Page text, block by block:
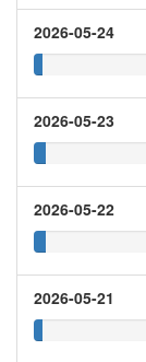
2026-05-24
2026-05-23
2026-05-22
2026-05-21